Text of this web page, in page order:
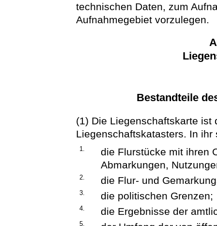
technischen Daten, zum
Aufnahmegebiet vorzulegen.
Bestandteile
(1) Die Liegenschaftskarte ist
Liegenschaftskatasters. In ihr
1.
die Flurstücke mit ihren
Abmarkungen,
2. die Flur- und
3. die politischen Grenzen;
4. die Ergebnisse der
5.